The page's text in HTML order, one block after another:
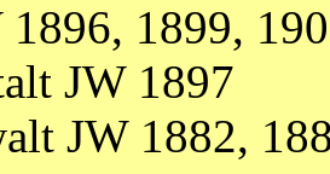
1899,
JW 1897
JW 1882,